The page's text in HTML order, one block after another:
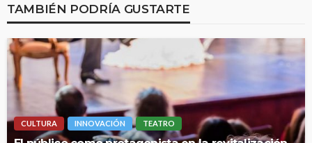
TAMBIÉN PODRÍA GUSTARTE
CULTURA INNOVACIÓN TEATRO